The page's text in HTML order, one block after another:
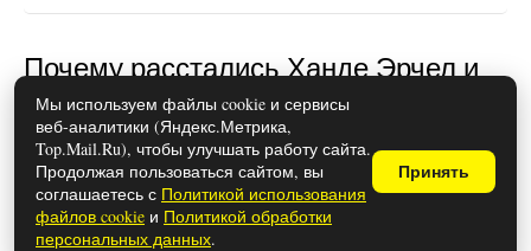
Почему расстались Ханде Эрчел и
Керем Бюрсин
Мы используем файлы cookie и сервисы
веб-аналитики (Яндекс.Метрика,
Top.Mail.Ru), чтобы улучшать работу сайта.
Продолжая пользоваться сайтом, вы
соглашаетесь с Политикой использования
файлов cookie и Политикой обработки
персональных данных.
Принять